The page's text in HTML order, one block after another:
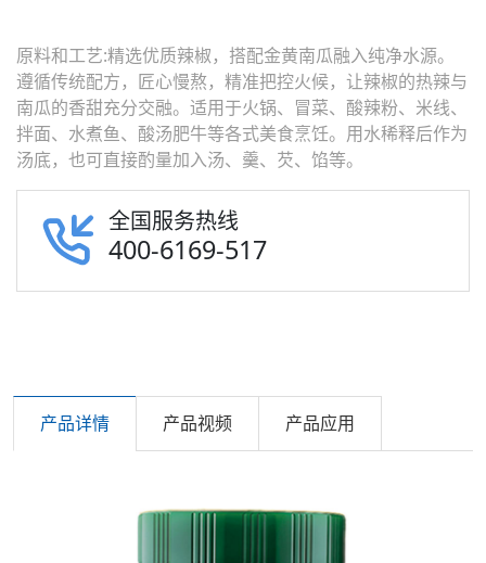
原料和工艺:精选优质辣椒，搭配金黄南瓜融入纯净水源。
遵循传统配方，匠心慢熬，精准把控火候，让辣椒的热辣与
南瓜的香甜充分交融。适用于火锅、冒菜、酸辣粉、米线、
拌面、水煮鱼、酸汤肥牛等各式美食烹饪。用水稀释后作为
汤底，也可直接酌量加入汤、羹、芡、馅等。
全国服务热线
400-6169-517
产品详情 产品视频 产品应用